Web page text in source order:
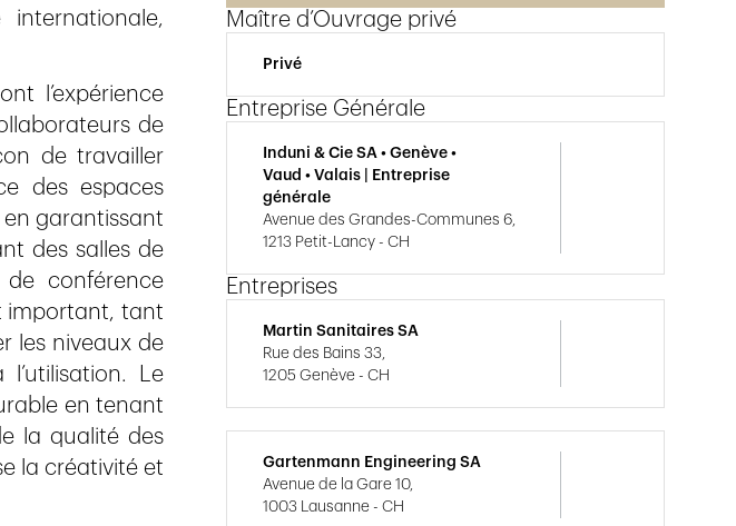
l’expérience
de
de travailler
des espaces
garantissant
des salles de
conférence
important, tant
les niveaux de
Le
en tenant
la qualité des
la créativité et
Maître d’Ouvrage privé
Privé
Entreprise Générale
Induni & Cie SA • Genève •
Vaud • Valais | Entreprise
générale
Avenue des Grandes-Communes 6,
1213 Petit-Lancy - CH
Entreprises
Martin Sanitaires SA
Rue des Bains 33,
1205 Genève - CH
Gartenmann Engineering SA
Avenue de la Gare 10,
1003 Lausanne - CH